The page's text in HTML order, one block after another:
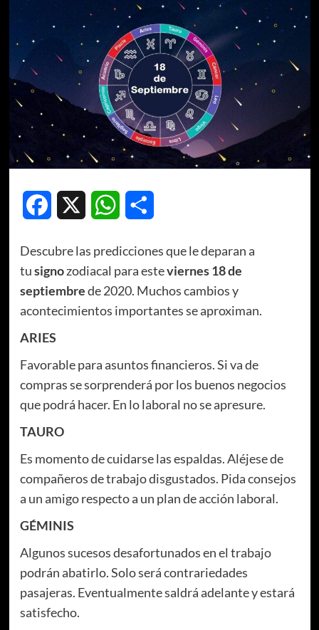
Facebook WhatsApp
Descubre las predicciones que le deparan a
tusignozodiacal para esteviernes 18 de
septiembrede 2020. Muchos cambios y
acontecimientos importantes se aproximan.
ARIES
Favorable para asuntos financieros. Si va de
compras se sorprenderá por los buenos negocios
que podrá hacer. En lo laboral no se apresure.
TAURO
Es momento de cuidarse las espaldas. Aléjese de
compañeros de trabajo disgustados. Pida consejos
a un amigo respecto a un plan de acción laboral.
GÉMINIS
Algunos sucesos desafortunados en el trabajo
podrán abatirlo. Solo será contrariedades
pasajeras. Eventualmente saldrá adelante y estará
satisfecho.